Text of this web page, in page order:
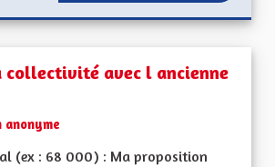
collectivité avec l ancienne
anonyme
(ex : 68 000) : Ma proposition